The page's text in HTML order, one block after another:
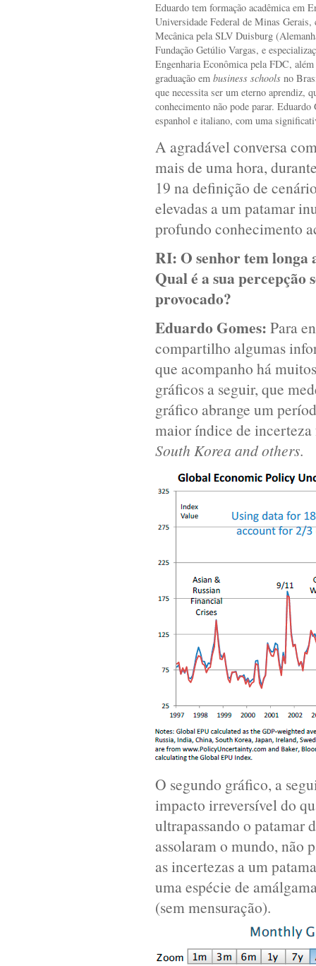
Eduardo tem formação acadêmica em
Universidade Federal de Minas Gerais,
Mecânica pela SLV Duisburg
Fundação Getúlio Vargas, e
Engenharia Econômica pela FDC,
graduação em business schools no
que necessita ser um eterno aprendiz,
conhecimento não pode parar.
espanhol e italiano, com uma
A agradável conversa
mais de uma hora,
19 na definição de
elevadas a um patamar
profundo conhecimento
RI:O senhor tem longa
Qual é a sua percepção
provocado?
Eduardo Gomes: Para
compartilho algumas
que acompanho há
gráficos a seguir, que
gráfico abrange um
maior índice de
South Korea and others.
O segundo gráfico, a
impacto irreversível do
ultrapassando o patamar
assolaram o mundo, não
as incertezas a um
uma espécie de
(sem mensuração).